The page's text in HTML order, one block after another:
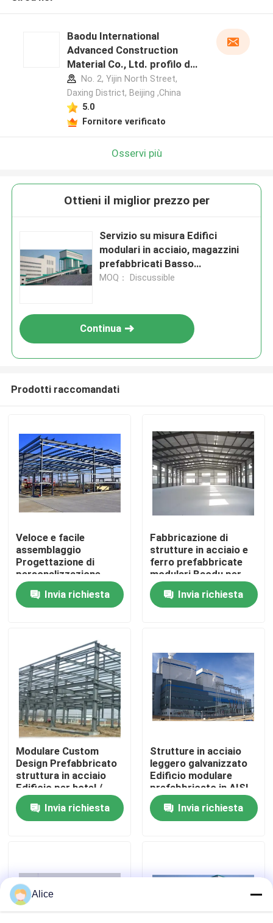
Casa
Prodotti
Giro della fabbrica
Controllo di qualità
Contattici
Richieda una citazione
Magazzino di strutture in acciaio
Baodu International
Advanced Construction
Material Co., Ltd. profilo del
produttore
No. 2, Yijin North Street,
Daxing District, Beijing ,China
5.0
Fornitore verificato
Osservi più
Ottieni il miglior prezzo per
Servizio su misura Edifici
modulari in acciaio, magazzini
prefabbricati Basso
mantenimento
MOQ： Discussible
Continua
Prodotti raccomandati
Veloce e facile
assemblaggio
Progettazione di
personalizzazione
completa Costruzione
prefabbricata di
officina con struttura
Invia richiesta
Fabbricazione di
strutture in acciaio e
ferro prefabbricate
modulari Baodu per
capannoni, magazzini
e officineInvia richiesta
Modulare Custom
Design Prefabbricato
struttura in acciaio
Edificio per hotel /
ufficio
Invia richiesta
Strutture in acciaio
leggero galvanizzato
Edificio modulare
prefabbricato in AISI
ASTM DIN JIS GB
StandardInvia richiesta
Alice